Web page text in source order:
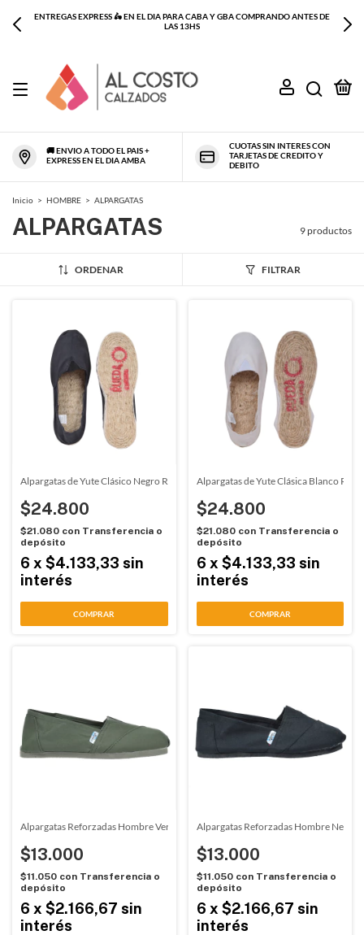
ENTREGAS EXPRESS 🛵 EN EL DIA PARA CABA Y GBA COMPRANDO ANTES DE
LAS 13HS
🚚 ENVIO A TODO EL PAIS +
EXPRESS EN EL DIA AMBA
CUOTAS SIN INTERES CON
TARJETAS DE CREDITO Y
DEBITO
Inicio > HOMBRE > ALPARGATAS
ALPARGATAS 9 productos
ORDENAR FILTRAR
Alpargatas de Yute Clásico Negro Rueda (81121)
$24.800
$21.080 con Transferencia o
depósito
6 x $4.133,33 sin
interés
COMPRAR
Alpargatas de Yute Clásica Blanco
$24.800
$21.080 con Transferencia o
depósito
6 x $4.133,33 sin
interés
COMPRAR
Alpargatas Reforzadas Hombre Verde Confortable (4471)
$13.000
$11.050 con Transferencia o
depósito
6 x $2.166,67 sin
interés
Alpargatas Reforzadas Hombre Negro
$13.000
$11.050 con Transferencia o
depósito
6 x $2.166,67 sin
interés